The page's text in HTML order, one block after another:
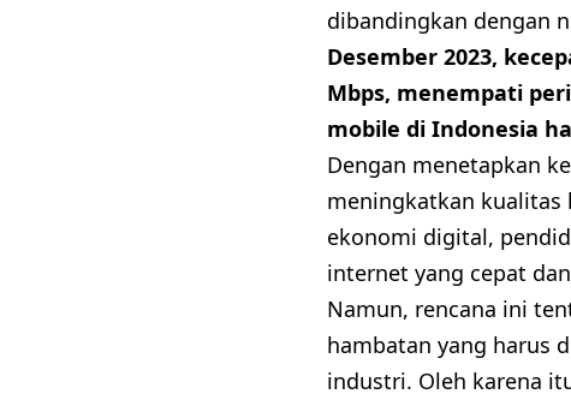
dibandingkan dengan
Desember 2023,
Mbps, menempati
mobile di Indonesia
Dengan menetapkan
meningkatkan kualitas
ekonomi digital,
internet yang cepat
Namun, rencana ini
hambatan yang harus
industri. Oleh karena